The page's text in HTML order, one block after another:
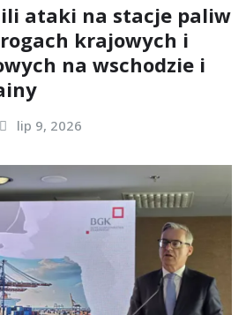
ataki na stacje paliw
krajowych i
na wschodzie i
lip 9, 2026